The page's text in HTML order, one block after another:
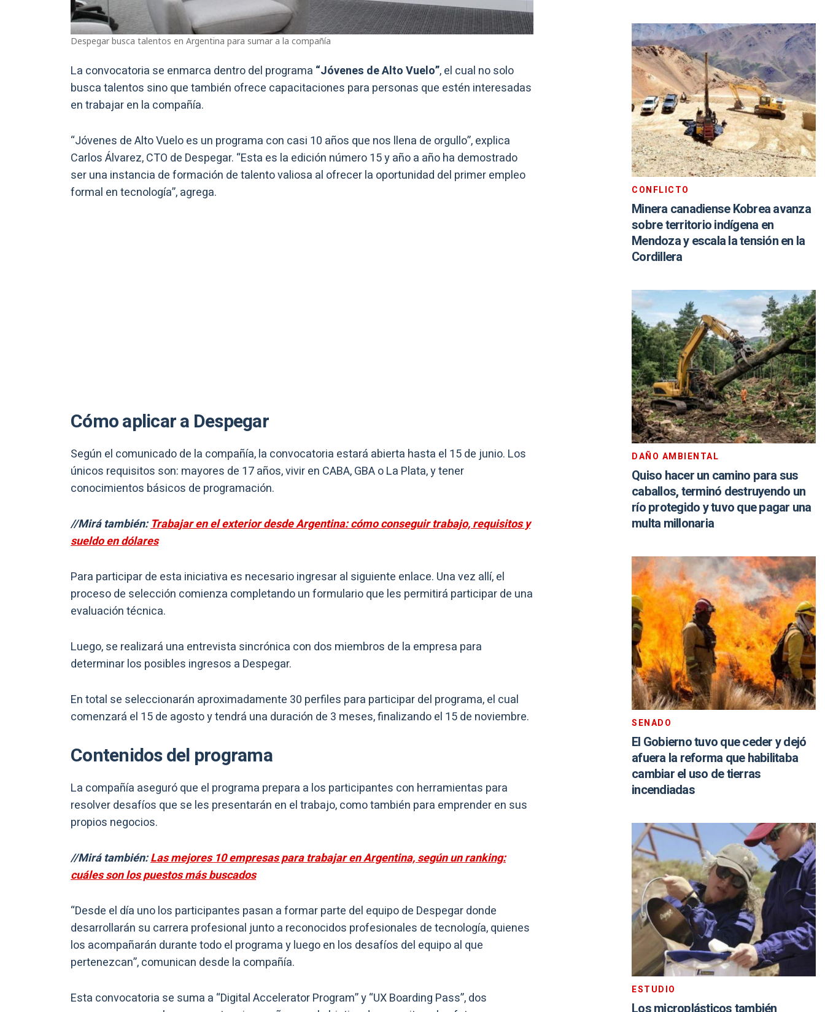
Despegar busca talentos en Argentina para sumar a la compañía
La convocatoria se enmarca dentro del programa “Jóvenes de Alto Vuelo”, el cual no solo
busca talentos sino que también ofrece capacitaciones para personas que estén interesadas
en trabajar en la compañía.
“Jóvenes de Alto Vuelo es un programa con casi 10 años que nos llena de orgullo”, explica
Carlos Álvarez, CTO de Despegar. “Esta es la edición número 15 y año a año ha demostrado
ser una instancia de formación de talento valiosa al ofrecer la oportunidad del primer empleo
formal en tecnología”, agrega.
Cómo aplicar a Despegar
Según el comunicado de la compañía, la convocatoria estará abierta hasta el 15 de junio. Los
únicos requisitos son: mayores de 17 años, vivir en CABA, GBA o La Plata, y tener
conocimientos básicos de programación.
//Mirá también:Trabajar en el exterior desde Argentina: cómo conseguir trabajo, requisitos y
sueldo en dólares
Para participar de esta iniciativa es necesario ingresar al siguiente enlace. Una vez allí, el
proceso de selección comienza completando un formulario que les permitirá participar de una
evaluación técnica.
Luego, se realizará una entrevista sincrónica con dos miembros de la empresa para
determinar los posibles ingresos a Despegar.
En total se seleccionarán aproximadamente 30 perfiles para participar del programa, el cual
comenzará el 15 de agosto y tendrá una duración de 3 meses, finalizando el 15 de noviembre.
Contenidos del programa
La compañía aseguró que el programa prepara a los participantes con herramientas para
resolver desafíos que se les presentarán en el trabajo, como también para emprender en sus
propios negocios.
//Mirá también:Las mejores 10 empresas para trabajar en Argentina, según un ranking:
cuáles son los puestos más buscados
“Desde el día uno los participantes pasan a formar parte del equipo de Despegar donde
desarrollarán su carrera profesional junto a reconocidos profesionales de tecnología, quienes
los acompañarán durante todo el programa y luego en los desafíos del equipo al que
pertenezcan”, comunican desde la compañía.
Esta convocatoria se suma a “Digital Accelerator Program” y “UX Boarding Pass”, dos
CONFLICTO
Minera canadiense Kobrea avanza
sobre territorio indígena en
Mendoza y escala la tensión en la
Cordillera
DAÑO AMBIENTAL
Quiso hacer un camino para sus
caballos, terminó destruyendo un
río protegido y tuvo que pagar una
multa millonaria
SENADO
El Gobierno tuvo que ceder y dejó
afuera la reforma que habilitaba
cambiar el uso de tierras
incendiadas
ESTUDIO